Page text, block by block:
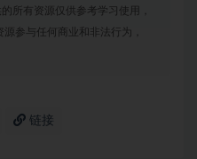
所有资源仅供参考学习使用，
参与任何商业和非法行为，
链接